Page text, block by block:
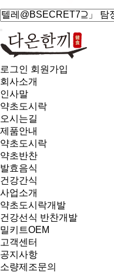
로그인 회원가입
회사소개
인사말
약초도시락
오시는길
제품안내
약초도시락
약초반찬
발효음식
건강간식
사업소개
약초도시락개발
건강선식 반찬개발
밀키트OEM
고객센터
공지사항
소량제조문의